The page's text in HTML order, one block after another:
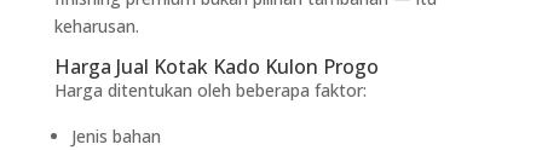
keharusan.
Harga Jual Kotak Kado Kulon Progo
Harga ditentukan oleh beberapa faktor:
Jenis bahan